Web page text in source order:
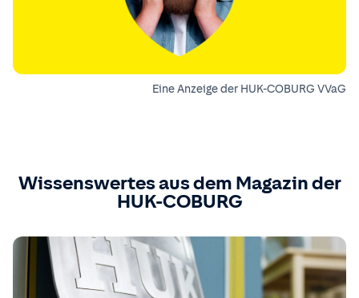
Eine Anzeige der HUK-COBURG VVaG
Wissenswertes aus dem Magazin der
HUK-COBURG